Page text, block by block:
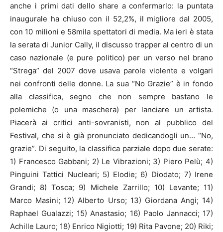
anche i primi dati dello share a confermarlo: la puntata
inaugurale ha chiuso con il 52,2%, il migliore dal 2005,
con 10 milioni e 58mila spettatori di media. Ma ieri è stata
la serata di Junior Cally, il discusso trapper al centro di un
caso nazionale (e pure politico) per un verso nel brano
“Strega” del 2007 dove usava parole violente e volgari
nei confronti delle donne. La sua “No Grazie” è in fondo
alla classifica, segno che non sempre bastano le
polemiche (o una maschera) per lanciare un artista.
Piacerà ai critici anti-sovranisti, non al pubblico del
Festival, che si è già pronunciato dedicandogli un… “No,
grazie”. Di seguito, la classifica parziale dopo due serate:
1) Francesco Gabbani; 2) Le Vibrazioni; 3) Piero Pelù; 4)
Pinguini Tattici Nucleari; 5) Elodie; 6) Diodato; 7) Irene
Grandi; 8) Tosca; 9) Michele Zarrillo; 10) Levante; 11)
Marco Masini; 12) Alberto Urso; 13) Giordana Angi; 14)
Raphael Gualazzi; 15) Anastasio; 16) Paolo Jannacci; 17)
Achille Lauro; 18) Enrico Nigiotti; 19) Rita Pavone; 20) Riki;